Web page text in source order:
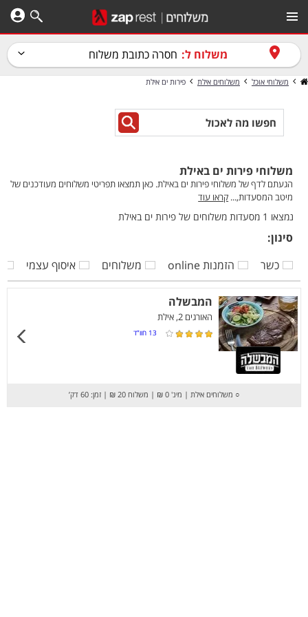
משלוח ל: חסרה כתובת משלוח
משלוחי אוכל משלוחים אילת פירות ים אילת
משלוחי פירות ים באילת
הגעתם לדף של משלוחי פירות ים באילת. כאן תמצאו תפריטי משלוחים מעודכנים של
מיטב המסעדות,... קראו עוד
נמצאו 1 מסעדות משלוחים של פירות ים באילת
סינון:
כשר
הזמנות online משלוחים איסוף עצמי
המבשלה
האורגים 2, אילת
13 חוו”ד
○ משלוחים אילת | מינ' 0 ₪ | משלוח 20 ₪ | זמן: 60 דק’